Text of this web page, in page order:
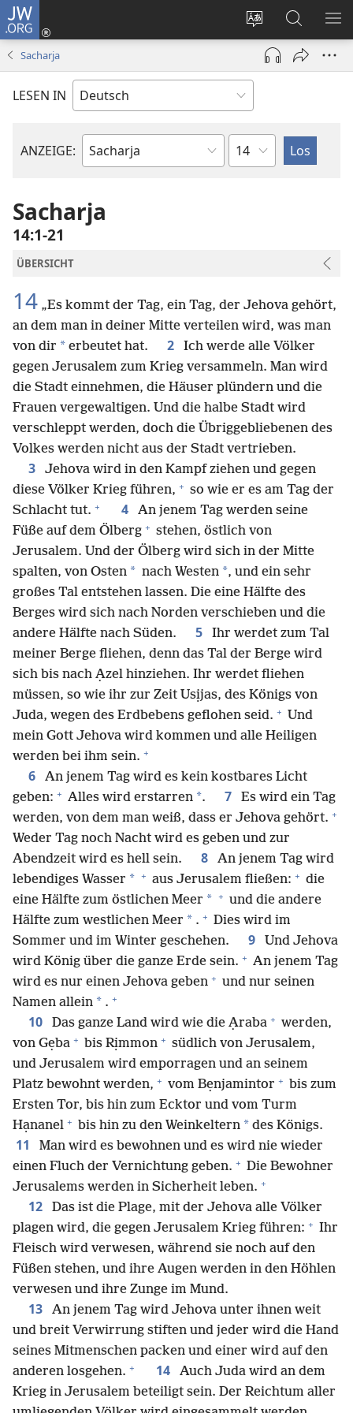
JW.ORG
Websitesprache
ändern
Anmelden
(öffnet
neues
Fenster)
Suche
Sacharja
LESEN IN
ANZEIGE:
Bibelbuch
Kapitel
Sacharja
14:1-21
ÜBERSICHT
14 „Es kommt der Tag, ein Tag, der Jehova gehört,
an dem man in deiner Mitte verteilen wird, was man
von dir * erbeutet hat. 2
Ich werde alle Völker
gegen Jerusalem zum Krieg versammeln. Man wird
die Stadt einnehmen, die Häuser plündern und die
Frauen vergewaltigen. Und die halbe Stadt wird
verschleppt werden, doch die Übriggebliebenen des
Volkes werden nicht aus der Stadt vertrieben.
3
Jehova wird in den Kampf ziehen und gegen
diese Völker Krieg führen, + so wie er es am Tag der
Schlacht tut. + 4
An jenem Tag werden seine
Füße auf dem Ölberg + stehen, östlich von
Jerusalem. Und der Ölberg wird sich in der Mitte
spalten, von Osten * nach Westen *, und ein sehr
großes Tal entstehen lassen. Die eine Hälfte des
Berges wird sich nach Norden verschieben und die
andere Hälfte nach Süden.
5
Ihr werdet zum Tal
meiner Berge fliehen, denn das Tal der Berge wird
sich bis nach Ạzel hinziehen. Ihr werdet fliehen
müssen, so wie ihr zur Zeit Usịjas, des Königs von
Juda, wegen des Erdbebens geflohen seid. + Und
mein Gott Jehova wird kommen und alle Heiligen
werden bei ihm sein. +
6
An jenem Tag wird es kein kostbares Licht
geben: + Alles wird erstarren *. 7
Es wird ein Tag
werden, von dem man weiß, dass er Jehova gehört. +
Weder Tag noch Nacht wird es geben und zur
Abendzeit wird es hell sein.
8
An jenem Tag wird
lebendiges Wasser * + aus Jerusalem fließen: + die
eine Hälfte zum östlichen Meer * + und die andere
Hälfte zum westlichen Meer * . + Dies wird im
Sommer und im Winter geschehen.
9
Und Jehova
wird König über die ganze Erde sein. + An jenem Tag
wird es nur einen Jehova geben + und nur seinen
Namen allein * . +
10 Das ganze Land wird wie die Ạraba + werden,
von Gẹba + bis Rịmmon + südlich von Jerusalem,
und Jerusalem wird emporragen und an seinem
Platz bewohnt werden, + vom Bẹnjamintor + bis zum
Ersten Tor, bis hin zum Ecktor und vom Turm
Hạnanel + bis hin zu den Weinkeltern * des Königs.
11
Man wird es bewohnen und es wird nie wieder
einen Fluch der Vernichtung geben. + Die Bewohner
Jerusalems werden in Sicherheit leben. +
12
Das ist die Plage, mit der Jehova alle Völker
plagen wird, die gegen Jerusalem Krieg führen: + Ihr
Fleisch wird verwesen, während sie noch auf den
Füßen stehen, und ihre Augen werden in den Höhlen
verwesen und ihre Zunge im Mund.
13
An jenem Tag wird Jehova unter ihnen weit
und breit Verwirrung stiften und jeder wird die Hand
seines Mitmenschen packen und einer wird auf den
anderen losgehen. + 14
Auch Juda wird an dem
Krieg in Jerusalem beteiligt sein. Der Reichtum aller